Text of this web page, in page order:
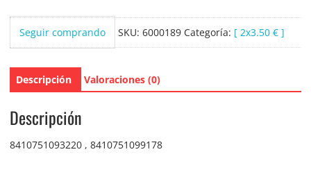
baño
Crema
de
Jabon
650ml
cantidad
Seguir comprando SKU: 6000189 Categoría: [ 2x3.50 € ]
Descripción Valoraciones (0)
Descripción
8410751093220 , 8410751099178